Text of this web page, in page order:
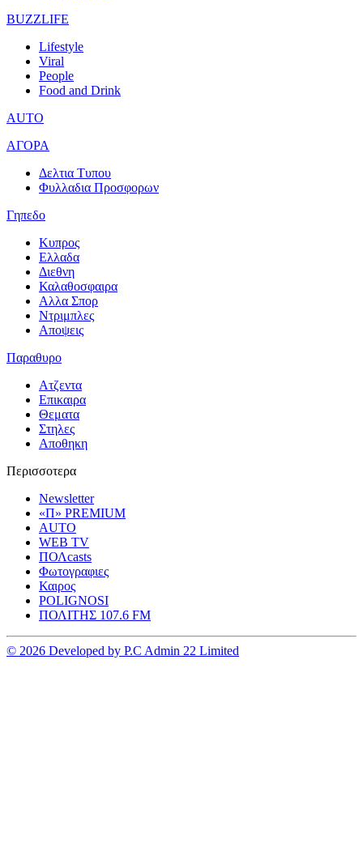
BUZZLIFE
Lifestyle
Viral
People
Food and Drink
AUTO
ΑΓΟΡΑ
Δελτια Τυπου
Φυλλαδια Προσφορων
Γηπεδο
Κυπρος
Ελλαδα
Διεθνη
Καλαθοσφαιρα
Αλλα Σπορ
Ντριμπλες
Αποψεις
Παραθυρο
Ατζεντα
Επικαιρα
Θεματα
Στηλες
Αποθηκη
Περισσοτερα
Newsletter
«Π» PREMIUM
AUTO
WEB TV
ΠΟΛcasts
Φωτογραφιες
Καιρος
POLIGNOSI
ΠΟΛΙΤΗΣ 107.6 FM
© 2026 Developed by P.C Admin 22 Limited